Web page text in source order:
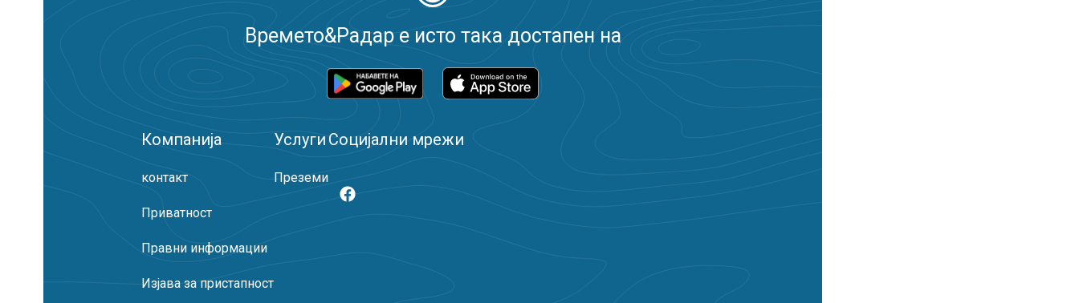
Времето&Радар е исто така достапен на
Компанија
контакт
Приватност
Правни информации
Изјава за пристапност
Услуги
Преземи
Социјални мрежи